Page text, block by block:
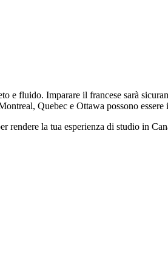
e fluido. Imparare il francese sarà
Quebec e Ottawa possono essere
rendere la tua esperienza di studio in